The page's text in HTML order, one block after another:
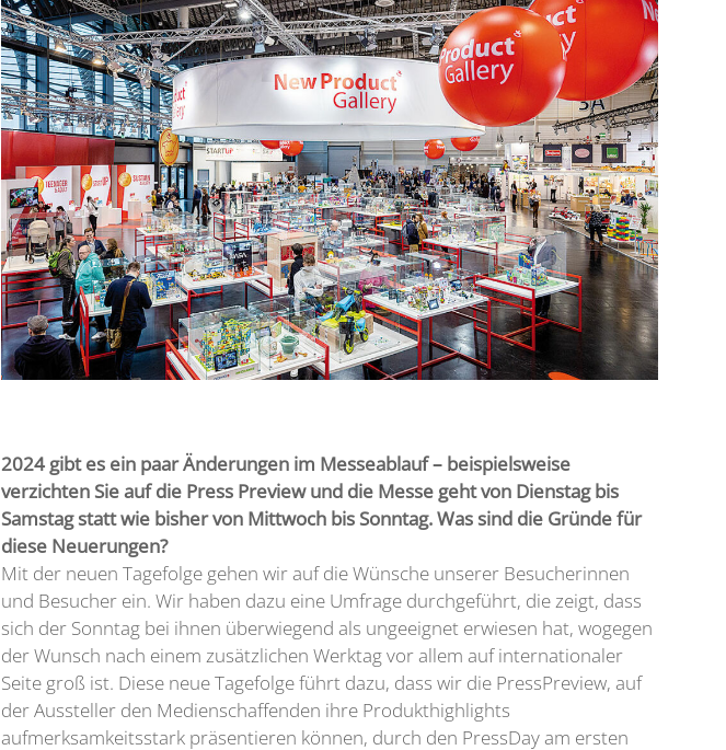
2024 gibt es ein paar Änderungen im Messeablauf – beispielsweise
verzichten Sie auf die Press Preview und die Messe geht von Dienstag bis
Samstag statt wie bisher von Mittwoch bis Sonntag. Was sind die Gründe für
diese Neuerungen?
Mit der neuen Tagefolge gehen wir auf die Wünsche unserer Besucherinnen
und Besucher ein. Wir haben dazu eine Umfrage durchgeführt, die zeigt, dass
sich der Sonntag bei ihnen überwiegend als ungeeignet erwiesen hat, wogegen
der Wunsch nach einem zusätzlichen Werktag vor allem auf internationaler
Seite groß ist. Diese neue Tagefolge führt dazu, dass wir die PressPreview, auf
der Aussteller den Medienschaffenden ihre Produkthighlights
aufmerksamkeitsstark präsentieren können, durch den PressDay am ersten